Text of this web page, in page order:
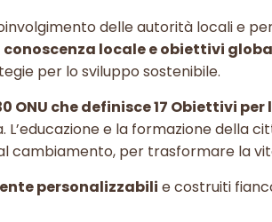
delle autorità locali e
locale e obiettivi
per lo sviluppo sostenibile.
ONU che definisce 17 Obiettivi
e la formazione della
cambiamento, per trasformare la
personalizzabili e costruiti